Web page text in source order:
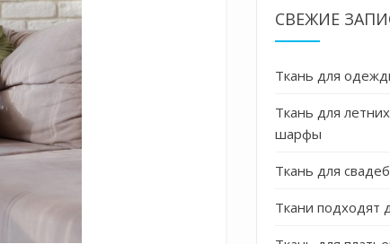
СВЕЖИЕ
Ткань для
Ткань для
шарфы
Ткань для
Ткани подходят